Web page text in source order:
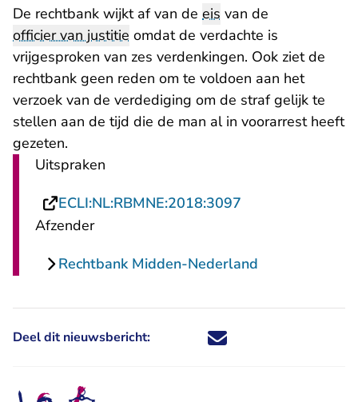
De rechtbank wijkt af van de eis van de
officier van justitie omdat de verdachte is
vrijgesproken van zes verdenkingen. Ook ziet de
rechtbank geen reden om te voldoen aan het
verzoek van de verdediging om de straf gelijk te
stellen aan de tijd die de man al in voorarrest heeft
gezeten.
Uitspraken
ECLI:NL:RBMNE:2018:3097
Afzender
Rechtbank Midden-Nederland
Deel dit nieuwsbericht: Deel dit nieuwsbericht via X -
Deel dit nieuwsbericht via
Deel dit nieuwsbericht
Deel dit